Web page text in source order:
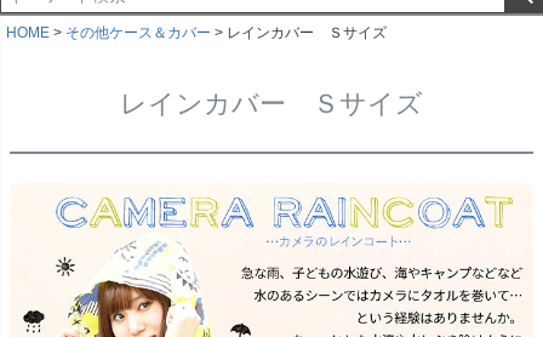
HOME その他ケース＆カバー レインカバー Ｓサイズ
レインカバー Ｓサイズ